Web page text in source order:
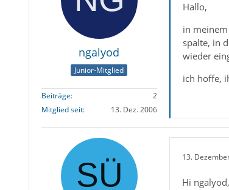
ngalyod
Junior-Mitglied
Beiträge
2
Mitglied seit
13. Dez. 2006
Hallo,
in
spalte, in
wieder
ich hoffe,
13.
Hi